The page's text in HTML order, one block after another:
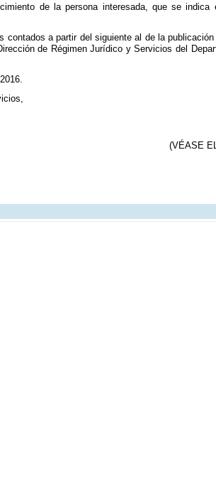
de la persona interesada, que se
contados a partir del siguiente al de la
de Régimen Jurídico y Servicios del
(VÉASE